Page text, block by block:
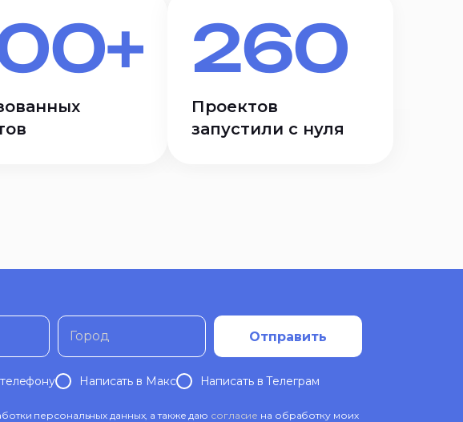
260
Проектов
запустили с нуля
Город Отправить
Написать в Mакс Написать в Телеграм
персональных данных, а также даю согласие на обработку моих